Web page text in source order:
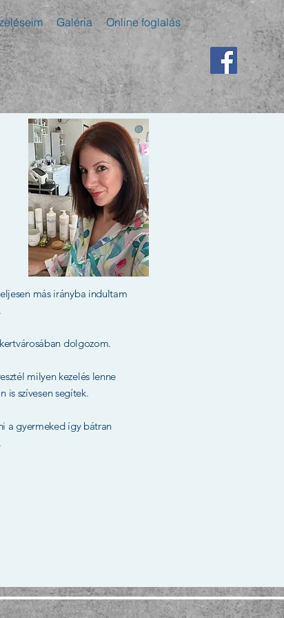
Galéria Online foglalás
más irányba indultam
dolgozom.
milyen kezelés lenne
is szívesen segítek.
a gyermeked így bátran